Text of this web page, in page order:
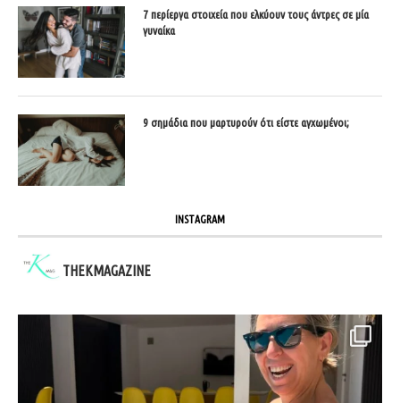
7 περίεργα στοιχεία που ελκύουν τους άντρες σε μία
γυναίκα
9 σημάδια που μαρτυρούν ότι είστε αγχωμένοι;
INSTAGRAM
THEKMAGAZINE